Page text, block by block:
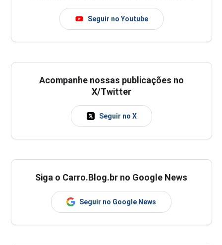
Seguir no Youtube
Acompanhe nossas publicações no
X/Twitter
Seguir no X
Siga o Carro.Blog.br no Google News
Seguir no Google News